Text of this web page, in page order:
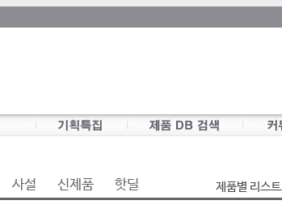
사설 신제품 핫딜 제품별 리스트